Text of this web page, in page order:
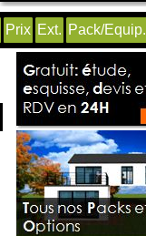
Prix Ext. Pack/Equip.